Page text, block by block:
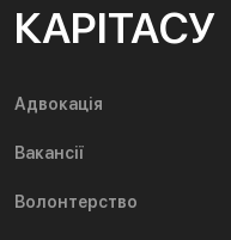
КАРІТАСУ
Адвокація
Вакансії
Волонтерство